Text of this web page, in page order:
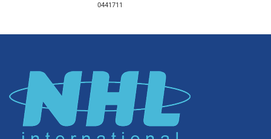
0441711